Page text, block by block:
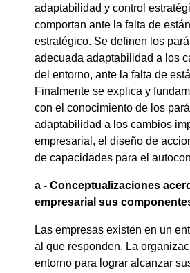
adaptabilidad y control
comportan ante la falta de
estratégico. Se definen los
adecuada adaptabilidad a los
del entorno, ante la falta de
Finalmente se explica y
con el conocimiento de los
adaptabilidad a los cambios
empresarial, el diseño de
de capacidades para el
a - Conceptualizaciones
empresarial sus
Las empresas existen en un
al que responden. La
entorno para lograr alcanzar